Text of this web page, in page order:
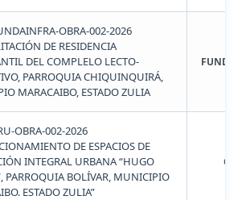
OBRA-002-2026
DE RESIDENCIA
DEL COMPLELO LECTO-
PARROQUIA CHIQUINQUIRÁ,
MARACAIBO, ESTADO ZULIA
OBRA-002-2026
DE ESPACIOS DE
INTEGRAL URBANA “HUGO
PARROQUIA BOLÍVAR, MUNICIPIO
ESTADO ZULIA”
CRU